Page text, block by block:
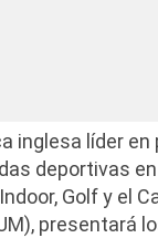
inglesa líder
deportivas
Golf y el
presentará